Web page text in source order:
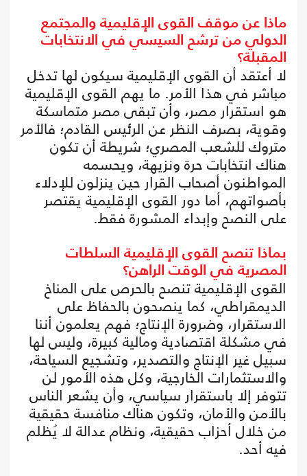
ماذا عن موقف القوى الإقليمية والمجتمع
الدولي من ترشح السيسي في الانتخابات
المقبلة؟
لا أعتقد أن القوى الإقليمية سيكون لها تدخل
مباشر في هذا الأمر. ما يهم القوى الإقليمية
هو استقرار مصر، وأن تبقى مصر متماسكة
وقوية، بصرف النظر عن الرئيس القادم؛ فالأمر
متروك للشعب المصري؛ شريطة أن تكون
هناك انتخابات حرة ونزيهة، ويحسمه
المواطنون أصحاب القرار حين ينزلون للإدلاء
بأصواتهم، أما دور القوى الإقليمية يقتصر
على النصح وإبداء المشورة فقط.
بماذا تنصح القوى الإقليمية السلطات
المصرية في الوقت الراهن؟
القوى الإقليمية تنصح بالحرص على المناخ
الديمقراطي، كما ينصحون بالحفاظ على
الاستقرار، وضرورة الإنتاج؛ فهم يعلمون أننا
في مشكلة اقتصادية ومالية كبيرة، وليس لها
سبيل غير الإنتاج والتصدير، وتشجيع السياحة،
والاستثمارات الخارجية، وكل هذه الأمور لن
تتوفر إلا باستقرار سياسي، وأن يشعر الناس
بالأمن والأمان، وتكون هناك منافسة حقيقية
من خلال أحزاب حقيقية، ونظام عدالة لا يُظلم
فيه أحد.